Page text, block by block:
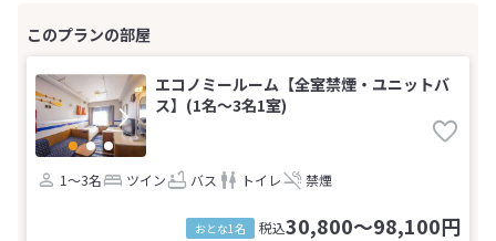
エコノミールーム【全室禁煙・ユニットバ
ス】(1名～3名1室)
1～3名 ツイン バス トイレ 禁煙
おとな1名 税込30,800～98,100円